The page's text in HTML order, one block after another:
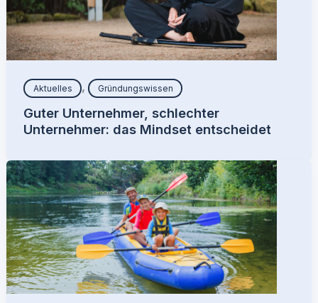
Aktuelles , Gründungswissen
Guter Unternehmer, schlechter
Unternehmer: das Mindset entscheidet